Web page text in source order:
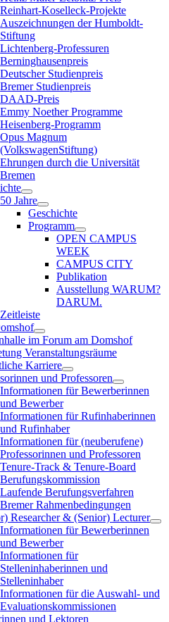
Reinhart-Koselleck-Projekte
Auszeichnungen der Humboldt-
Stiftung
Lichtenberg-Professuren
Berninghausenpreis
Deutscher Studienpreis
Bremer Studienpreis
DAAD-Preis
Emmy Noether Programme
Heisenberg-Programm
Opus Magnum
(VolkswagenStiftung)
Ehrungen durch die Universität
Bremen
50 Jahre
Geschichte
Programm
OPEN CAMPUS
WEEK
CAMPUS CITY
Publikation
Ausstellung WARUM?
DARUM.
Zeitleiste
im Forum am Domshof
Veranstaltungsräume
Karriere
und Professoren
Informationen für Bewerberinnen
und Bewerber
Informationen für Rufinhaberinnen
und Rufinhaber
Informationen für (neuberufene)
Professorinnen und Professoren
Tenure-Track & Tenure-Board
Berufungskommission
Laufende Berufungsverfahren
Bremer Rahmenbedingungen
Researcher & (Senior) Lecturer
Informationen für Bewerberinnen
und Bewerber
Informationen für
Stelleninhaberinnen und
Stelleninhaber
Informationen für die Auswahl- und
Evaluationskommissionen
und Lektoren